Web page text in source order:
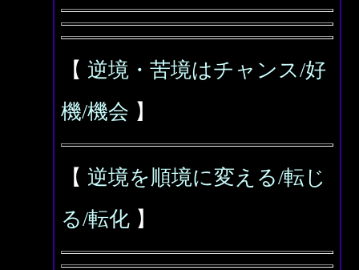
【 逆境・苦境はチャンス/好
機/機会 】
【 逆境を順境に変える/転じ
る/転化 】